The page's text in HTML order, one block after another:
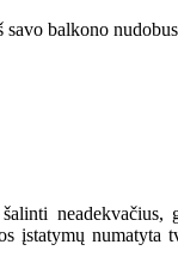
balkono